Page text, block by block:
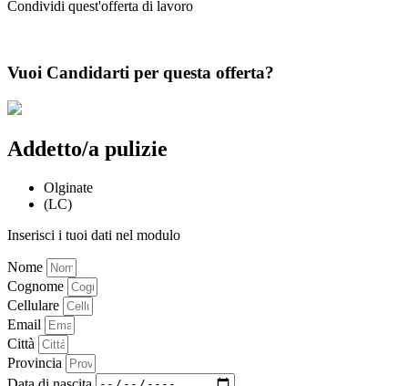
Condividi quest'offerta di lavoro
Vuoi Candidarti per questa offerta?
Addetto/a pulizie
Olginate
(LC)
Inserisci i tuoi dati nel modulo
Nome
Cognome
Cellulare
Email
Città
Provincia
Data di nascita